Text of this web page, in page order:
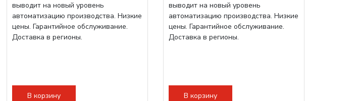
выводит на новый уровень
автоматизацию производства. Низкие
цены. Гарантийное обслуживание.
Доставка в регионы.
В корзину
выводит на новый уровень
автоматизацию производства. Низкие
цены. Гарантийное обслуживание.
Доставка в регионы.
В корзину